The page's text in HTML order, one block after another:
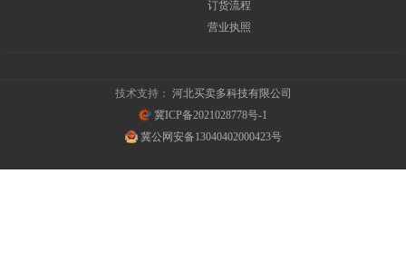
订货流程
营业执照
技术支持： 河北买卖多科技有限公司
冀ICP备2021028778号-1
冀公网安备13040402000423号